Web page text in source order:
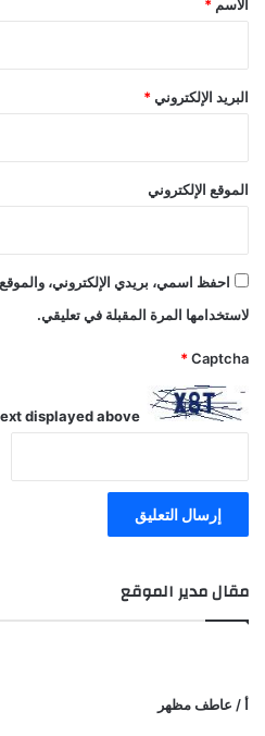
الاسم *
البريد الإلكتروني *
الموقع الإلكتروني
احفظ اسمي، بريدي الإلكتروني،
لاستخدامها المرة المقبلة في تعليقي.
Captcha
*
displayed above:
مقال مدير الموقع
أ / عاطف مظهر